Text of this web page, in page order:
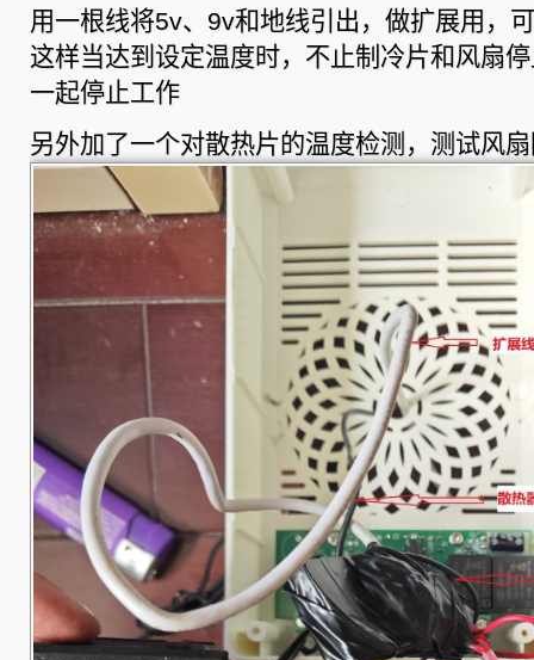
用一根线将5v、9v和地线引出，做扩展用，
这样当达到设定温度时，不止制冷片和风扇
一起停止工作
另外加了一个对散热片的温度检测，测试风